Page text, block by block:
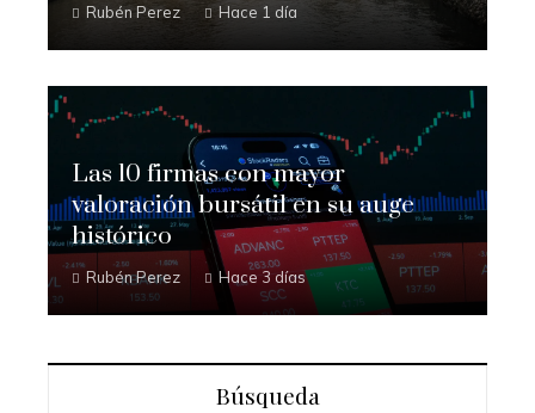
Rubén Perez Hace 1 día
Las 10 firmas con mayor
valoración bursátil en su auge
histórico
Rubén Perez Hace 3 días
Búsqueda